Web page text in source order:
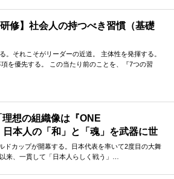
研修】社会人の持つべき習慣（基礎
。それこそがリーダーの近道。 主体性を発揮する。
を優先する。 この当たり前のことを、『7つの習
想の組織像は『ONE
日本人の「和」と「魂」を武器に世
ドカップが開幕する。日本代表を率いて2度目の大舞
来、一貫して「日本人らしく戦う」…